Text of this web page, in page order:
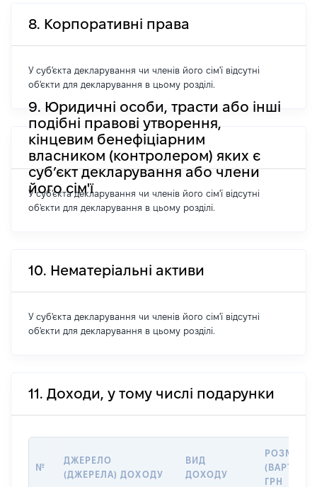
8. Корпоративні права
У суб'єкта декларування чи членів його сім'ї відсутні
об'єкти для декларування в цьому розділі.
9. Юридичні особи, трасти або інші
подібні правові утворення,
кінцевим бенефіціарним
власником (контролером) яких є
суб’єкт декларування або члени
його сім'ї
У суб'єкта декларування чи членів його сім'ї відсутні
об'єкти для декларування в цьому розділі.
10. Нематеріальні активи
У суб'єкта декларування чи членів його сім'ї відсутні
об'єкти для декларування в цьому розділі.
11. Доходи, у тому числі подарунки
№
ДЖЕРЕЛО
(ДЖЕРЕЛА) ДОХОДУ
ВИД
ДОХОДУ
РОЗМІР
ГРН